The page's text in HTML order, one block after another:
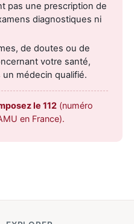
pas une prescription de
diagnostiques ni
de doutes ou de
votre santé,
médecin qualifié.
le 112 (numéro
en France).